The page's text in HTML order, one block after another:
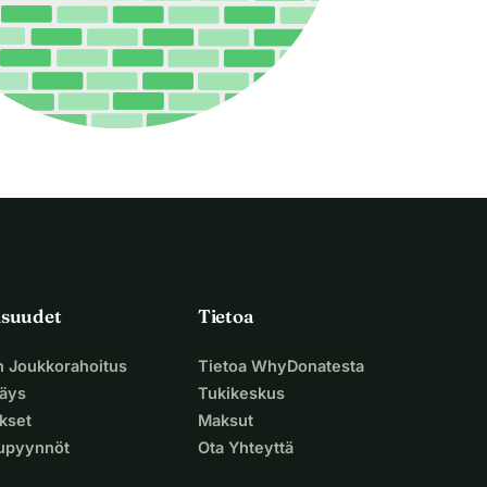
Joukkorahoitus
Tietoa
Tietoa WhyDonatesta
Tukikeskus
Maksut
Ota Yhteyttä